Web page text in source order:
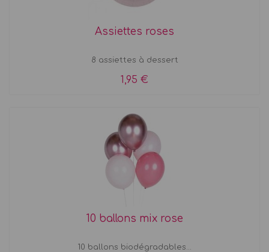
Assiettes roses
8 assiettes à dessert
1,95 €
10 ballons mix rose
10 ballons biodégradables...